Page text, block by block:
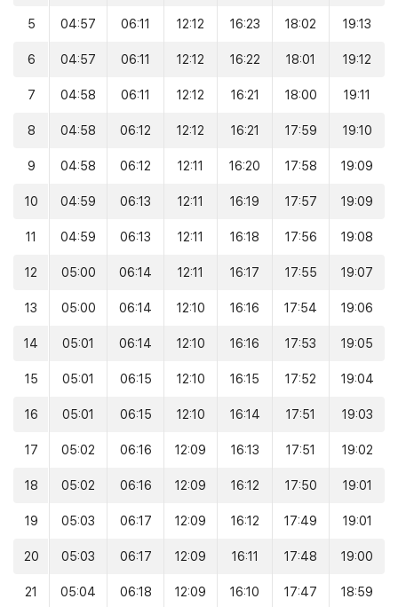
5 04:57 06:11 12:12 16:23 18:02 19:13
6 04:57 06:11 12:12 16:22 18:01 19:12
7 04:58 06:11 12:12 16:21 18:00 19:11
8 04:58 06:12 12:12 16:21 17:59 19:10
9 04:58 06:12 12:11 16:20 17:58 19:09
10 04:59 06:13 12:11 16:19 17:57 19:09
11 04:59 06:13 12:11 16:18 17:56 19:08
12 05:00 06:14 12:11 16:17 17:55 19:07
13 05:00 06:14 12:10 16:16 17:54 19:06
14 05:01 06:14 12:10 16:16 17:53 19:05
15 05:01 06:15 12:10 16:15 17:52 19:04
16 05:01 06:15 12:10 16:14 17:51 19:03
17 05:02 06:16 12:09 16:13 17:51 19:02
18 05:02 06:16 12:09 16:12 17:50 19:01
19 05:03 06:17 12:09 16:12 17:49 19:01
20 05:03 06:17 12:09 16:11 17:48 19:00
21 05:04 06:18 12:09 16:10 17:47 18:59